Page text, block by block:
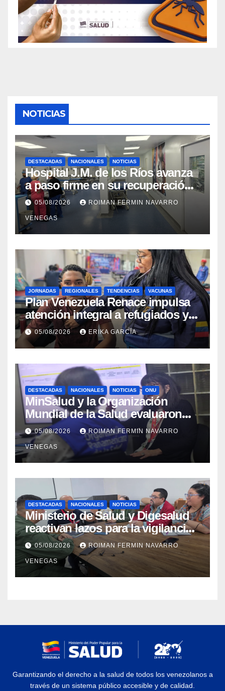
NOTICIAS
DESTACADAS NACIONALES NOTICIAS
Hospital J.M. de los Ríos avanza
a paso firme en su recuperación
tras los recientes eventos
sísmicos
05/08/2026 ROIMAN FERMIN NAVARRO
VENEGAS
JORNADAS REGIONALES TENDENCIAS VACUNAS
​Plan Venezuela Renace impulsa
atención integral a refugiados y
evaluación de vacunación en
Aragua
05/08/2026 ERIKA GARCÍA
DESTACADAS NACIONALES NOTICIAS ONU
MinSalud y la Organización
Mundial de la Salud evaluaron
propuesta técnica integral en
materia de agua saneamiento e
higiene ante contingencia
sísmica
05/08/2026 ROIMAN FERMIN NAVARRO
VENEGAS
DESTACADAS NACIONALES NOTICIAS
Ministerio de Salud y Digesalud
reactivan lazos para la vigilancia
epidemiológica y el control de
enfermedades
05/08/2026 ROIMAN FERMIN NAVARRO
VENEGAS
Garantizando el derecho a la salud de todos los venezolanos a
través de un sistema público accesible y de calidad.